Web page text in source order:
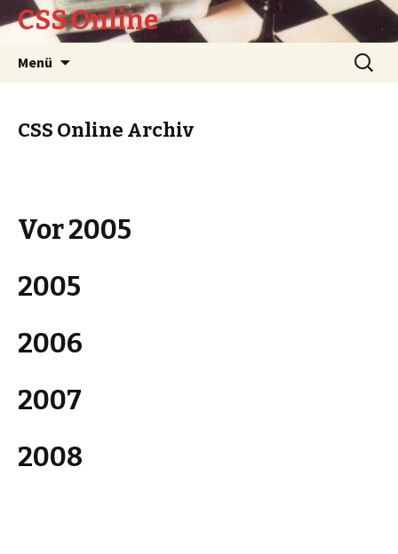
CSS Online
Menü
Suchen
nach:
CSS Online Archiv
Vor 2005
2005
2006
2007
2008